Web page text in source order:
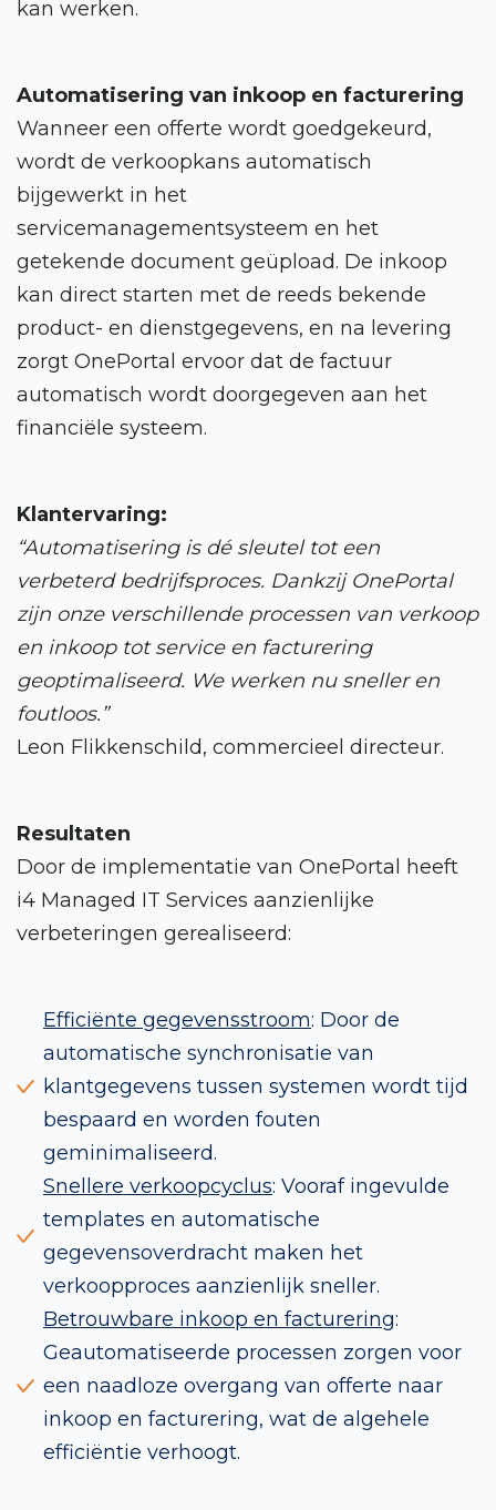
Power BI Toolkit
Portal uitgelicht
Integraties
Cases
Werken bij One Portal
kan werken.
Automatisering van inkoop en facturering
Wanneer een offerte wordt goedgekeurd,
wordt de verkoopkans automatisch
bijgewerkt in het
servicemanagementsysteem en het
getekende document geüpload. De inkoop
kan direct starten met de reeds bekende
product- en dienstgegevens, en na levering
zorgt OnePortal ervoor dat de factuur
automatisch wordt doorgegeven aan het
financiële systeem.
Klantervaring:
“Automatisering is dé sleutel tot een
verbeterd bedrijfsproces. Dankzij OnePortal
zijn onze verschillende processen van verkoop
en inkoop tot service en facturering
geoptimaliseerd. We werken nu sneller en
foutloos.”
Leon Flikkenschild, commercieel directeur.
Resultaten
Door de implementatie van OnePortal heeft
i4 Managed IT Services aanzienlijke
verbeteringen gerealiseerd:
Efficiënte gegevensstroom: Door de
automatische synchronisatie van
klantgegevens tussen systemen wordt tijd
bespaard en worden fouten
geminimaliseerd.
Snellere verkoopcyclus: Vooraf ingevulde
templates en automatische
gegevensoverdracht maken het
verkoopproces aanzienlijk sneller.
Betrouwbare inkoop en facturering:
Geautomatiseerde processen zorgen voor
een naadloze overgang van offerte naar
inkoop en facturering, wat de algehele
efficiëntie verhoogt.